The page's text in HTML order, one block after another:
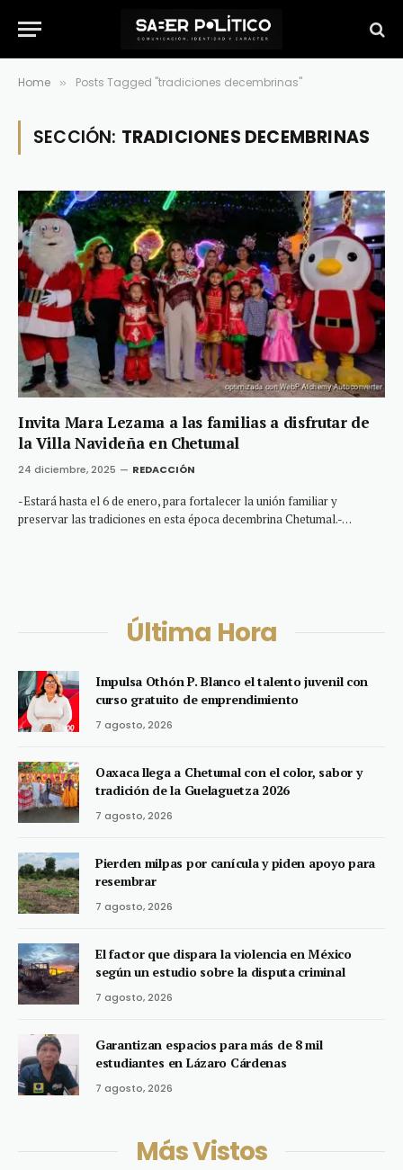
Home » Posts Tagged "tradiciones decembrinas"
SECCIÓN: TRADICIONES DECEMBRINAS
Invita Mara Lezama a las familias a disfrutar de
la Villa Navideña en Chetumal
24 diciembre, 2025 REDACCIÓN
-Estará hasta el 6 de enero, para fortalecer la unión familiar y
preservar las tradiciones en esta época decembrina Chetumal.-…
Última Hora
Impulsa Othón P. Blanco el talento juvenil con
curso gratuito de emprendimiento
7 agosto, 2026
Oaxaca llega a Chetumal con el color, sabor y
tradición de la Guelaguetza 2026
7 agosto, 2026
Pierden milpas por canícula y piden apoyo para
resembrar
7 agosto, 2026
El factor que dispara la violencia en México
según un estudio sobre la disputa criminal
7 agosto, 2026
Garantizan espacios para más de 8 mil
estudiantes en Lázaro Cárdenas
7 agosto, 2026
Más Vistos